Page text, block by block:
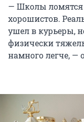
— Школы
хорошистов.
ушел в курьеры,
физически
намного легче, —